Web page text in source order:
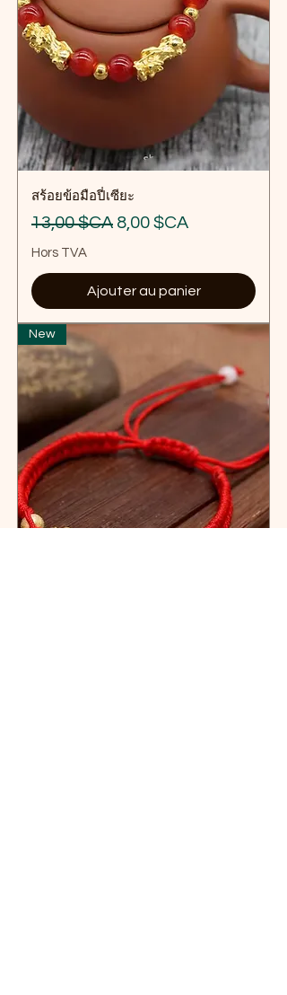
สร้อยข้อมือปี่เซียะ
Prix original
13,00 $CA Prix promotionnel
8,00 $CA
Hors TVA
Ajouter au panier
New